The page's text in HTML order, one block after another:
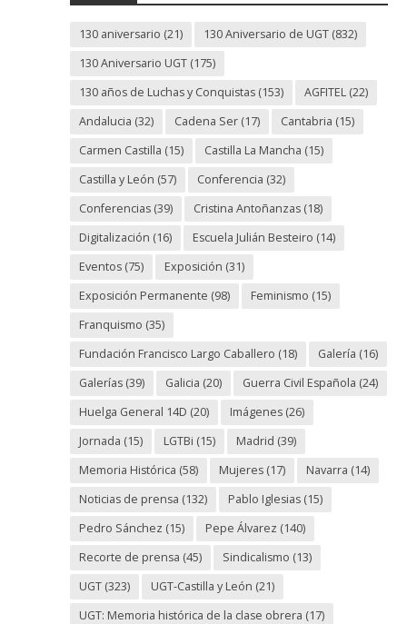
130 aniversario (21) 130 Aniversario de UGT(832)
130 Aniversario UGT(175)
130 años de Luchas y Conquistas(153) AGFITEL(22)
Andalucia (32) Cadena Ser(17) Cantabria (15)
Carmen Castilla (15) Castilla La Mancha (15)
Castilla y León (57) Conferencia (32)
Conferencias(39) Cristina Antoñanzas(18)
Digitalización (16) Escuela Julián Besteiro (14)
Eventos(75) Exposición (31)
Exposición Permanente (98) Feminismo (15)
Franquismo (35)
Fundación Francisco Largo Caballero (18) Galería (16)
Galerías(39) Galicia (20) Guerra Civil Española (24)
Huelga General 14D (20) Imágenes(26)
Jornada (15) LGTBi (15) Madrid (39)
Memoria Histórica (58) Mujeres(17) Navarra (14)
Noticias de prensa (132) Pablo Iglesias(15)
Pedro Sánchez (15) Pepe Álvarez (140)
Recorte de prensa (45) Sindicalismo (13)
UGT(323) UGT-Castilla y León (21)
UGT: Memoria histórica de la clase obrera (17)